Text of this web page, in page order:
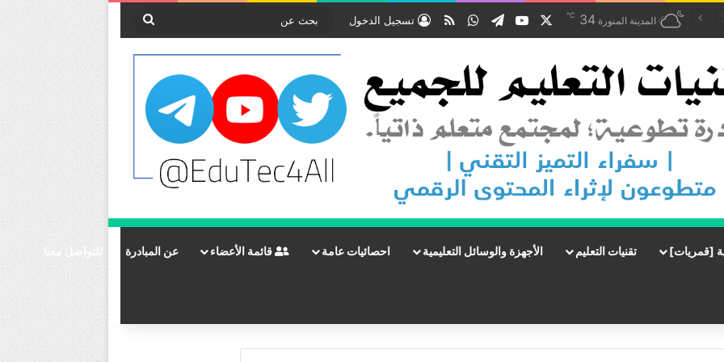
المدينة المنورة 34
℃
‫X
‫YouTube
تيلقرامواتسابملخص الموقع RSS
تسجيل الدخول
بحث
[قمريات] تقنيات التعليم الأجهزة والوسائل التعليمية احصائيات عامة قائمة الأعضاء عن المبادرة للتواصل معنا